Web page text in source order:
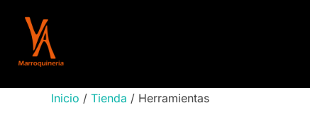
contenido
Inicio / Tienda / Herramientas